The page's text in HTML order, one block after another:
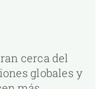
cerca del
globales y